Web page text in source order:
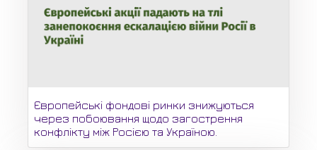
Європейські фондові ринки знижуються
через побоювання щодо загострення
конфлікту між Росією та Україною.